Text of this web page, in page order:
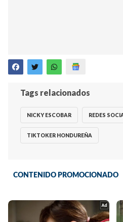
Tags relacionados
NICKY ESCOBAR REDES
TIKTOKER HONDUREÑA